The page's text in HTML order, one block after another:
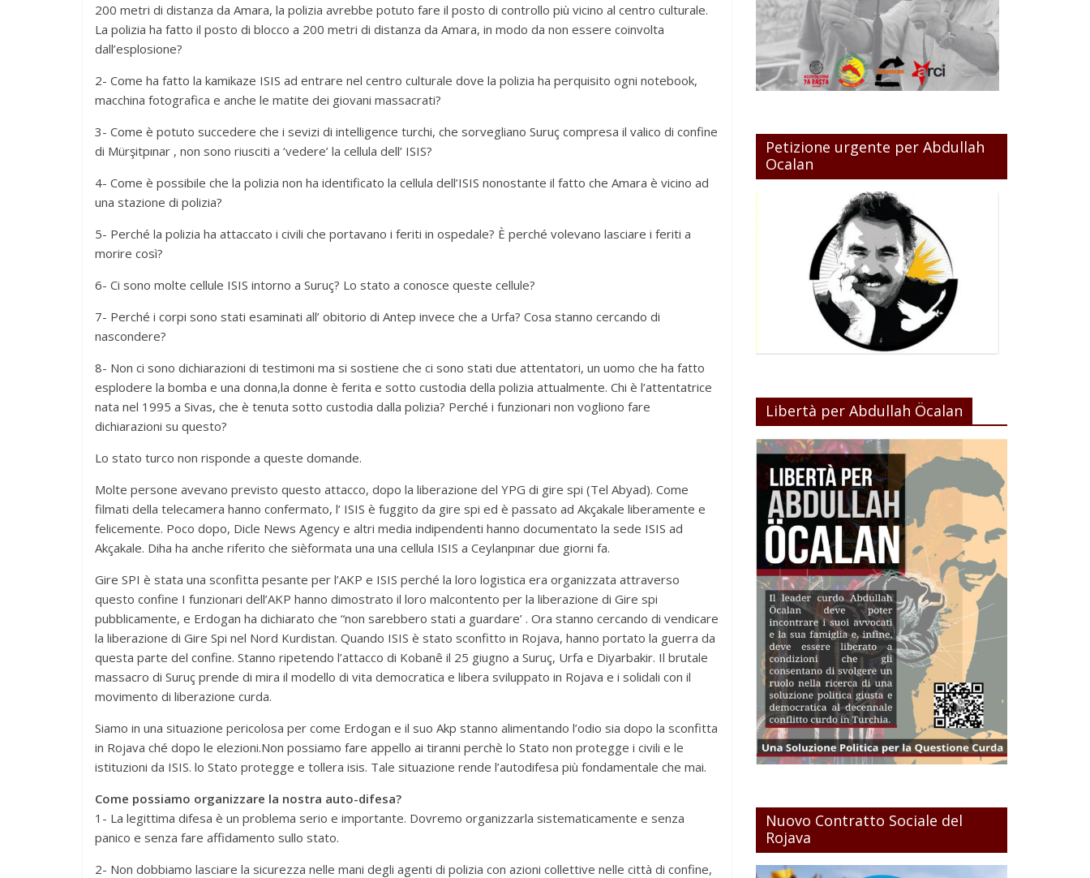
200 metri di distanza da Amara, la polizia avrebbe potuto fare il posto di controllo più vicino al centro culturale.
La polizia ha fatto il posto di blocco a 200 metri di distanza da Amara, in modo da non essere coinvolta
dall’esplosione?
2- Come ha fatto la kamikaze ISIS ad entrare nel centro culturale dove la polizia ha perquisito ogni notebook,
macchina fotografica e anche le matite dei giovani massacrati?
3- Come è potuto succedere che i sevizi di intelligence turchi, che sorvegliano Suruç compresa il valico di confine
di Mürşitpınar , non sono riusciti a ‘vedere’ la cellula dell’ ISIS?
4- Come è possibile che la polizia non ha identificato la cellula dell’ISIS nonostante il fatto che Amara è vicino ad
una stazione di polizia?
5- Perché la polizia ha attaccato i civili che portavano i feriti in ospedale? È perché volevano lasciare i feriti a
morire così?
6- Ci sono molte cellule ISIS intorno a Suruç? Lo stato a conosce queste cellule?
7- Perché i corpi sono stati esaminati all’ obitorio di Antep invece che a Urfa? Cosa stanno cercando di
nascondere?
8- Non ci sono dichiarazioni di testimoni ma si sostiene che ci sono stati due attentatori, un uomo che ha fatto
esplodere la bomba e una donna,la donne è ferita e sotto custodia della polizia attualmente. Chi è l’attentatrice
nata nel 1995 a Sivas, che è tenuta sotto custodia dalla polizia? Perché i funzionari non vogliono fare
dichiarazioni su questo?
Lo stato turco non risponde a queste domande.
Molte persone avevano previsto questo attacco, dopo la liberazione del YPG di gire spi (Tel Abyad). Come
filmati della telecamera hanno confermato, l’ ISIS è fuggito da gire spi ed è passato ad Akçakale liberamente e
felicemente. Poco dopo, Dicle News Agency e altri media indipendenti hanno documentato la sede ISIS ad
Akçakale. Diha ha anche riferito che sièformata una una cellula ISIS a Ceylanpınar due giorni fa.
Gire SPI è stata una sconfitta pesante per l’AKP e ISIS perché la loro logistica era organizzata attraverso
questo confine I funzionari dell’AKP hanno dimostrato il loro malcontento per la liberazione di Gire spi
pubblicamente, e Erdogan ha dichiarato che “non sarebbero stati a guardare’ . Ora stanno cercando di vendicare
la liberazione di Gire Spi nel Nord Kurdistan. Quando ISIS è stato sconfitto in Rojava, hanno portato la guerra da
questa parte del confine. Stanno ripetendo l’attacco di Kobanê il 25 giugno a Suruç, Urfa e Diyarbakir. Il brutale
massacro di Suruç prende di mira il modello di vita democratica e libera sviluppato in Rojava e i solidali con il
movimento di liberazione curda.
Siamo in una situazione pericolosa per come Erdogan e il suo Akp stanno alimentando l’odio sia dopo la sconfitta
in Rojava ché dopo le elezioni.Non possiamo fare appello ai tiranni perchè lo Stato non protegge i civili e le
istituzioni da ISIS. lo Stato protegge e tollera isis. Tale situazione rende l’autodifesa più fondamentale che mai.
Come possiamo organizzare la nostra auto-difesa?
1- La legittima difesa è un problema serio e importante. Dovremo organizzarla sistematicamente e senza
panico e senza fare affidamento sullo stato.
2- Non dobbiamo lasciare la sicurezza nelle mani degli agenti di polizia con azioni collettive nelle città di confine,
Petizione urgente per Abdullah
Ocalan
Libertà per Abdullah Öcalan
Nuovo Contratto Sociale del
Rojava